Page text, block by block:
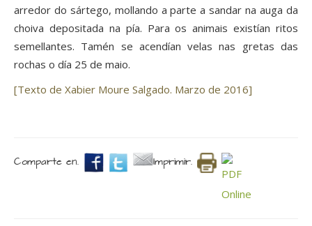
arredor do sártego, mollando a parte a sandar na auga da
choiva depositada na pía. Para os animais existían ritos
semellantes. Tamén se acendían velas nas gretas das
rochas o día 25 de maio.
[Texto de Xabier Moure Salgado. Marzo de 2016]
Comparte en. Imprimir.